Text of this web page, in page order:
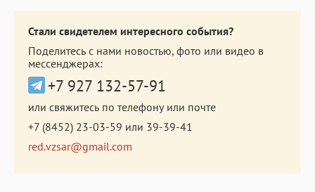
Стали свидетелем интересного события?
Поделитесь с нами новостью, фото или видео в
мессенджерах:
+7 927 132-57-91
или свяжитесь по телефону или почте
+7 (8452) 23-03-59 или 39-39-41
red.vzsar@gmail.com